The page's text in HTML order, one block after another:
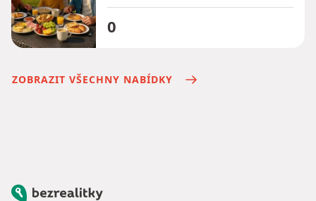
0
ZOBRAZIT VŠECHNY NABÍDKY
Bezrealitky